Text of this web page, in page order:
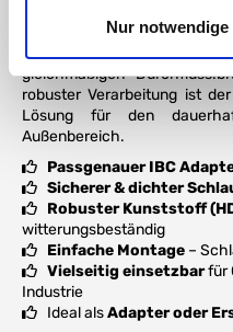
Nur
Regenwassernutzungoder
dieser Adapter sorgt für
gleichmäßigen
robuster Verarbeitung ist
Lösung für den
Außenbereich.
Passgenauer IBC
Sicherer & dichter
Robuster Kunststoff
witterungsbeständig
Einfache Montage –
Vielseitig einsetzbarfür
Industrie
Ideal alsAdapter oder